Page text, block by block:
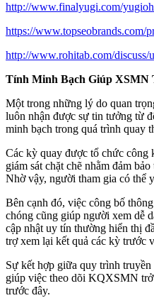
http://www.finalyugi.com/
https://www.topseobrands.com/
http://www.rohitab.com/discuss/
Tính Minh Bạch Giúp XSMN
Một trong những lý do quan
luôn nhận được sự tin tưởng từ
minh bạch trong quá trình quay
Các kỳ quay được tổ chức công
giám sát chặt chẽ nhằm đảm
Nhờ vậy, người tham gia có thể
Bên cạnh đó, việc công bố
chóng cũng giúp người xem dễ
cập nhật uy tín thường hiển thị
trợ xem lại kết quả các kỳ trước
Sự kết hợp giữa quy trình
giúp việc theo dõi KQXSMN
trước đây.